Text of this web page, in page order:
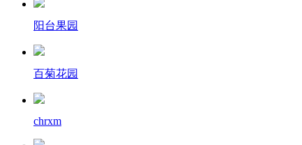
阳台果园
百菊花园
chrxm